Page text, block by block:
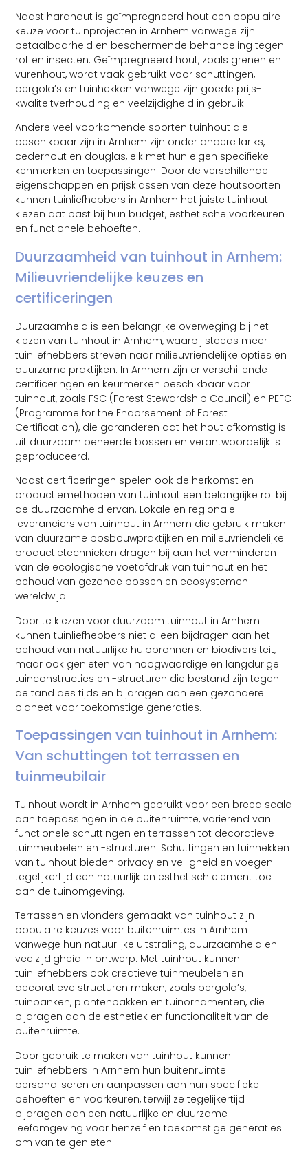
Naast hardhout is geïmpregneerd hout een populaire
keuze voor tuinprojecten in Arnhem vanwege zijn
betaalbaarheid en beschermende behandeling tegen
rot en insecten. Geïmpregneerd hout, zoals grenen en
vurenhout, wordt vaak gebruikt voor schuttingen,
pergola’s en tuinhekken vanwege zijn goede prijs-
kwaliteitverhouding en veelzijdigheid in gebruik.
Andere veel voorkomende soorten tuinhout die
beschikbaar zijn in Arnhem zijn onder andere lariks,
cederhout en douglas, elk met hun eigen specifieke
kenmerken en toepassingen. Door de verschillende
eigenschappen en prijsklassen van deze houtsoorten
kunnen tuinliefhebbers in Arnhem het juiste tuinhout
kiezen dat past bij hun budget, esthetische voorkeuren
en functionele behoeften.
Duurzaamheid van tuinhout in Arnhem:
Milieuvriendelijke keuzes en
certificeringen
Duurzaamheid is een belangrijke overweging bij het
kiezen van tuinhout in Arnhem, waarbij steeds meer
tuinliefhebbers streven naar milieuvriendelijke opties en
duurzame praktijken. In Arnhem zijn er verschillende
certificeringen en keurmerken beschikbaar voor
tuinhout, zoals FSC (Forest Stewardship Council) en PEFC
(Programme for the Endorsement of Forest
Certification), die garanderen dat het hout afkomstig is
uit duurzaam beheerde bossen en verantwoordelijk is
geproduceerd.
Naast certificeringen spelen ook de herkomst en
productiemethoden van tuinhout een belangrijke rol bij
de duurzaamheid ervan. Lokale en regionale
leveranciers van tuinhout in Arnhem die gebruik maken
van duurzame bosbouwpraktijken en milieuvriendelijke
productietechnieken dragen bij aan het verminderen
van de ecologische voetafdruk van tuinhout en het
behoud van gezonde bossen en ecosystemen
wereldwijd.
Door te kiezen voor duurzaam tuinhout in Arnhem
kunnen tuinliefhebbers niet alleen bijdragen aan het
behoud van natuurlijke hulpbronnen en biodiversiteit,
maar ook genieten van hoogwaardige en langdurige
tuinconstructies en -structuren die bestand zijn tegen
de tand des tijds en bijdragen aan een gezondere
planeet voor toekomstige generaties.
Toepassingen van tuinhout in Arnhem:
Van schuttingen tot terrassen en
tuinmeubilair
Tuinhout wordt in Arnhem gebruikt voor een breed scala
aan toepassingen in de buitenruimte, variërend van
functionele schuttingen en terrassen tot decoratieve
tuinmeubelen en -structuren. Schuttingen en tuinhekken
van tuinhout bieden privacy en veiligheid en voegen
tegelijkertijd een natuurlijk en esthetisch element toe
aan de tuinomgeving.
Terrassen en vlonders gemaakt van tuinhout zijn
populaire keuzes voor buitenruimtes in Arnhem
vanwege hun natuurlijke uitstraling, duurzaamheid en
veelzijdigheid in ontwerp. Met tuinhout kunnen
tuinliefhebbers ook creatieve tuinmeubelen en
decoratieve structuren maken, zoals pergola’s,
tuinbanken, plantenbakken en tuinornamenten, die
bijdragen aan de esthetiek en functionaliteit van de
buitenruimte.
Door gebruik te maken van tuinhout kunnen
tuinliefhebbers in Arnhem hun buitenruimte
personaliseren en aanpassen aan hun specifieke
behoeften en voorkeuren, terwijl ze tegelijkertijd
bijdragen aan een natuurlijke en duurzame
leefomgeving voor henzelf en toekomstige generaties
om van te genieten.